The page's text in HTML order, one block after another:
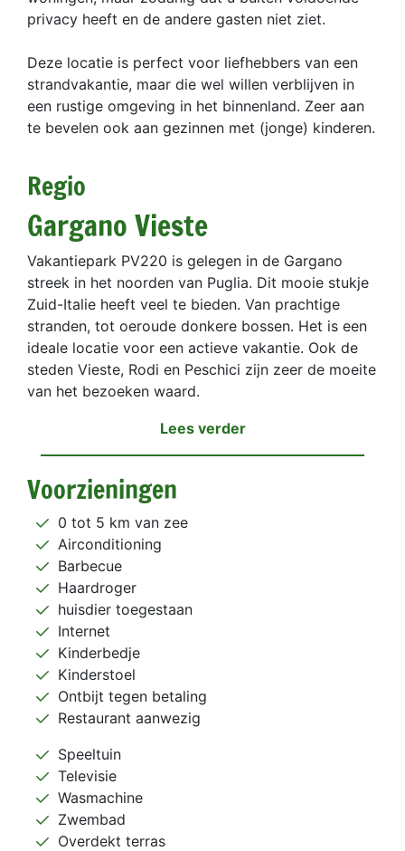
privacy heeft en de andere gasten niet ziet.
Deze locatie is perfect voor liefhebbers van een
strandvakantie, maar die wel willen verblijven in
een rustige omgeving in het binnenland. Zeer aan
te bevelen ook aan gezinnen met (jonge) kinderen.
Regio
Gargano Vieste
Vakantiepark PV220 is gelegen in de Gargano
streek in het noorden van Puglia. Dit mooie stukje
Zuid-Italie heeft veel te bieden. Van prachtige
stranden, tot oeroude donkere bossen. Het is een
ideale locatie voor een actieve vakantie. Ook de
steden Vieste, Rodi en Peschici zijn zeer de moeite
van het bezoeken waard.
Lees verder
Voorzieningen
0 tot 5 km van zee
Airconditioning
Barbecue
Haardroger
huisdier toegestaan
Internet
Kinderbedje
Kinderstoel
Ontbijt tegen betaling
Restaurant aanwezig
Speeltuin
Televisie
Wasmachine
Zwembad
Overdekt terras